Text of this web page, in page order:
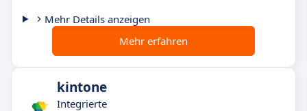
Mehr Details anzeigen
Mehr erfahren
kintone
Integrierte